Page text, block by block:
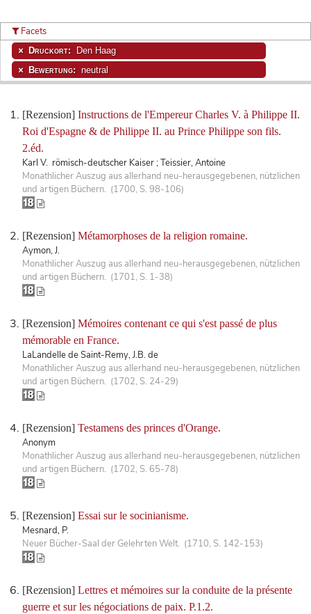
[Rezension] Instructions de l'Empereur Charles V. à Philippe II.
Roi d'Espagne & de Philippe II. au Prince Philippe son fils.
2.éd.
Karl V. römisch-deutscher Kaiser ; Teissier, Antoine
Monathlicher Auszug aus allerhand neu-herausgegebenen, nützlichen
und artigen Büchern. (1700, S. 98-106)
[Rezension] Métamorphoses de la religion romaine.
Aymon, J.
Monathlicher Auszug aus allerhand neu-herausgegebenen, nützlichen
und artigen Büchern. (1701, S. 1-38)
[Rezension] Mémoires contenant ce qui s'est passé de plus
mémorable en France.
LaLandelle de Saint-Remy, J.B. de
Monathlicher Auszug aus allerhand neu-herausgegebenen, nützlichen
und artigen Büchern. (1702, S. 24-29)
[Rezension] Testamens des princes d'Orange.
Anonym
Monathlicher Auszug aus allerhand neu-herausgegebenen, nützlichen
und artigen Büchern. (1702, S. 65-78)
[Rezension] Essai sur le socinianisme.
Mesnard, P.
Neuer Bücher-Saal der Gelehrten Welt. (1710, S. 142-153)
[Rezension] Lettres et mémoires sur la conduite de la présente
guerre et sur les négociations de paix. P.1.2.
Facets
Druckort: Den Haag
Bewertung: neutral